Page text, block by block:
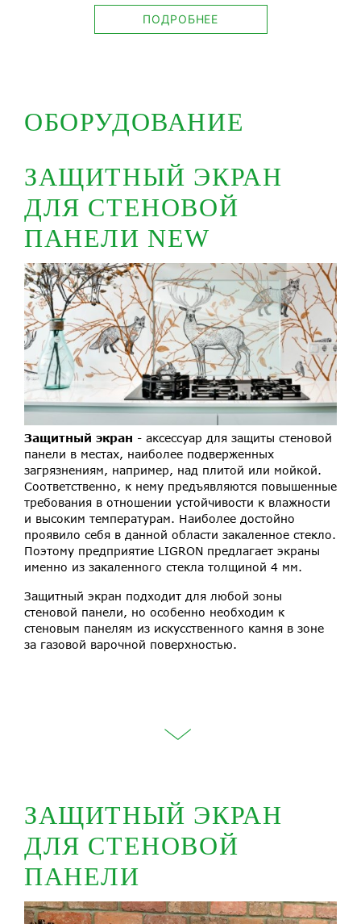
ПОДРОБНЕЕ
ОБОРУДОВАНИЕ
ЗАЩИТНЫЙ ЭКРАН
ДЛЯ СТЕНОВОЙ
ПАНЕЛИ NEW
Защитный экран - аксессуар для защиты стеновой
панели в местах, наиболее подверженных
загрязнениям, например, над плитой или мойкой.
Соответственно, к нему предъявляются повышенные
требования в отношении устойчивости к влажности
и высоким температурам. Наиболее достойно
проявило себя в данной области закаленное стекло.
Поэтому предприятие LIGRON предлагает экраны
именно из закаленного стекла толщиной 4 мм.
Защитный экран подходит для любой зоны
стеновой панели, но особенно необходим к
стеновым панелям из искусственного камня в зоне
за газовой варочной поверхностью.
ЗАЩИТНЫЙ ЭКРАН
ДЛЯ СТЕНОВОЙ
ПАНЕЛИ